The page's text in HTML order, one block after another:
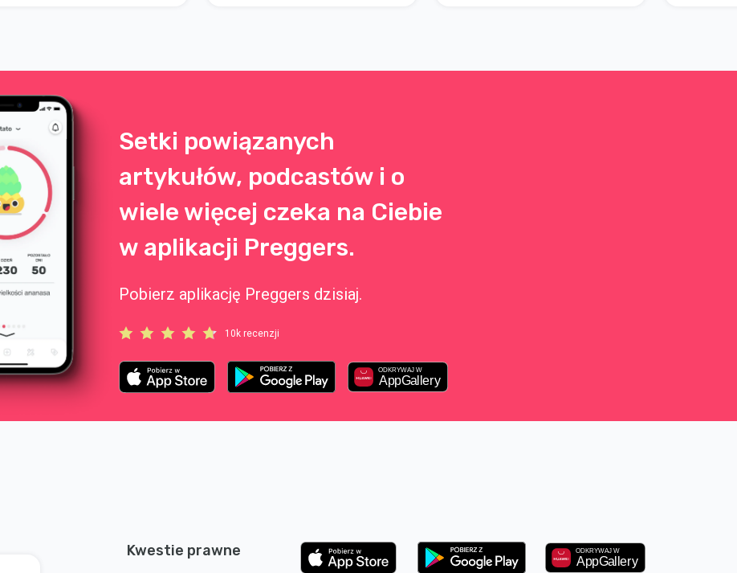
Setki powiązanych
artykułów, podcastów i o
wiele więcej czeka na Ciebie
w aplikacji Preggers.
Pobierz aplikację Preggers dzisiaj.
10k recenzji
Kwestie prawne